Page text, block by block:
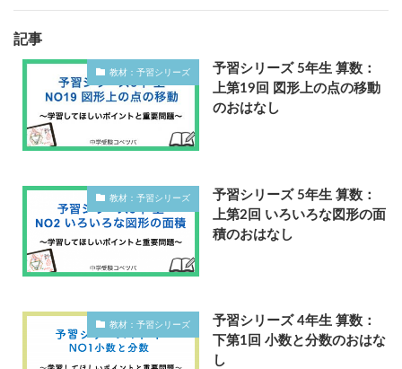
記事
教材：予習シリーズ
予習シリーズ 5年生 算数：
上第19回 図形上の点の移動
のおはなし
教材：予習シリーズ
予習シリーズ 5年生 算数：
上第2回 いろいろな図形の面
積のおはなし
教材：予習シリーズ
予習シリーズ 4年生 算数：
下第1回 小数と分数のおはな
し